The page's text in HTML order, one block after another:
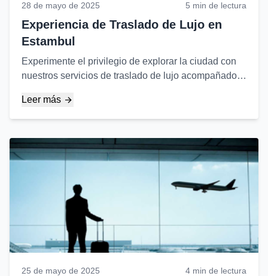
28 de mayo de 2025 5 min de lectura
Experiencia de Traslado de Lujo en
Estambul
Experimente el privilegio de explorar la ciudad con
nuestros servicios de traslado de lujo acompañados
vehículos VIP y conductores profesionales...
Leer más
25 de mayo de 2025 4 min de lectura